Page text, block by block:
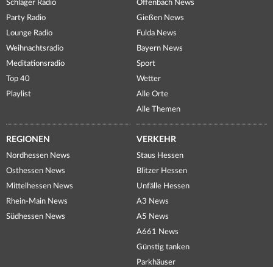
Schlager Radio
Party Radio
Lounge Radio
Weihnachtsradio
Meditationsradio
Top 40
Playlist
Offenbach News
Gießen News
Fulda News
Bayern News
Sport
Wetter
Alle Orte
Alle Themen
REGIONEN
Nordhessen News
Osthessen News
Mittelhessen News
Rhein-Main News
Südhessen News
VERKEHR
Staus Hessen
Blitzer Hessen
Unfälle Hessen
A3 News
A5 News
A661 News
Günstig tanken
Parkhäuser